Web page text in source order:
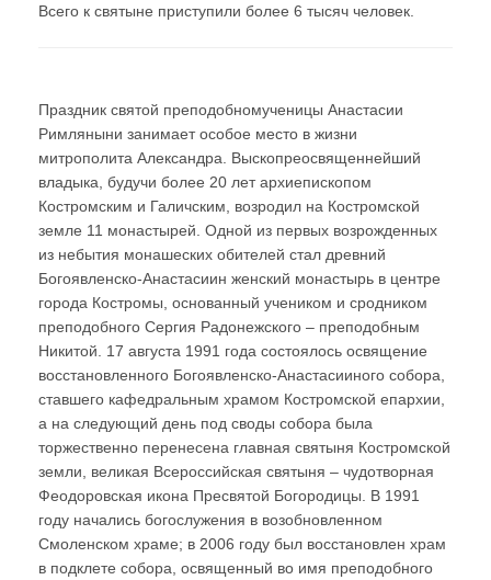
Всего к святыне приступили более 6 тысяч человек.
Праздник святой преподобномученицы Анастасии
Римляныни занимает особое место в жизни
митрополита Александра. Выскопреосвященнейший
владыка, будучи более 20 лет архиепископом
Костромским и Галичским, возродил на Костромской
земле 11 монастырей. Одной из первых возрожденных
из небытия монашеских обителей стал древний
Богоявленско-Анастасиин женский монастырь в центре
города Костромы, основанный учеником и сродником
преподобного Сергия Радонежского – преподобным
Никитой. 17 августа 1991 года состоялось освящение
восстановленного Богоявленско-Анастасииного собора,
ставшего кафедральным храмом Костромской епархии,
а на следующий день под своды собора была
торжественно перенесена главная святыня Костромской
земли, великая Всероссийская святыня – чудотворная
Феодоровская икона Пресвятой Богородицы. В 1991
году начались богослужения в возобновленном
Смоленском храме; в 2006 году был восстановлен храм
в подклете собора, освященный во имя преподобного